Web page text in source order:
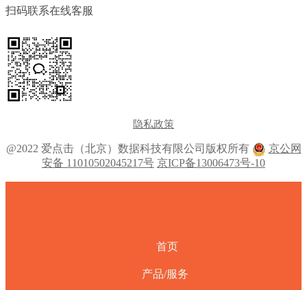
扫码联系在线客服
隐私政策
@2022 爱点击（北京）数据科技有限公司版权所有
京公网
安备 11010502045217号 京ICP备13006473号-10
首页
产品/服务